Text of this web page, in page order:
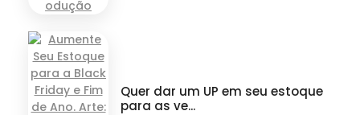
Quer dar um UP em seu estoque
para as ve...